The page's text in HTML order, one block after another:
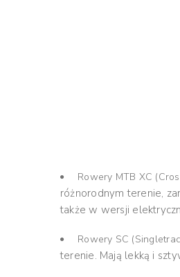
Rowery MTB XC
różnorodnym terenie,
także w wersji
Rowery SC
terenie. Mają lekką i